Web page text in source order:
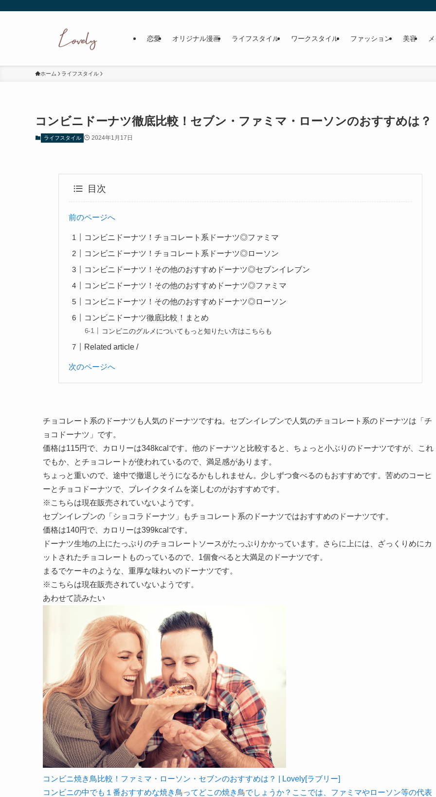
恋愛 オリジナル漫画 ライフスタイル ワークスタイル ファッション 美容
ホーム ライフスタイル
コンビニドーナツ徹底比較！セブン・ファミマ・ローソンのおすすめは？
ライフスタイル 2024年1月17日
目次
前のページへ
コンビニドーナツ！チョコレート系ドーナツ◎ファミマ
コンビニドーナツ！チョコレート系ドーナツ◎ローソン
コンビニドーナツ！その他のおすすめドーナツ◎セブンイレブン
コンビニドーナツ！その他のおすすめドーナツ◎ファミマ
コンビニドーナツ！その他のおすすめドーナツ◎ローソン
コンビニドーナツ徹底比較！まとめ
コンビニのグルメについてもっと知りたい方はこちらも
Related article /
次のページへ
チョコレート系のドーナツも人気のドーナツですね。セブンイレブンで人気のチョコレート系のドーナツは「チ
ョコドーナツ」です。
価格は115円で、カロリーは348kcalです。他のドーナツと比較すると、ちょっと小ぶりのドーナツですが、これ
でもか、とチョコレートが使われているので、満足感があります。
ちょっと重いので、途中で撤退しそうになるかもしれません。少しずつ食べるのもおすすめです。苦めのコーヒ
ーとチョコドーナツで、ブレイクタイムを楽しむのがおすすめです。
※こちらは現在販売されていないようです。
セブンイレブンの「ショコラドーナツ」もチョコレート系のドーナツではおすすめのドーナツです。
価格は140円で、カロリーは399kcalです。
ドーナツ生地の上にたっぷりのチョコレートソースがたっぷりかかっています。さらに上には、ざっくりめにカ
ットされたチョコレートものっているので、1個食べると大満足のドーナツです。
まるでケーキのような、重厚な味わいのドーナツです。
※こちらは現在販売されていないようです。
あわせて読みたい
コンビニ焼き鳥比較！ファミマ・ローソン・セブンのおすすめは？ | Lovely[ラブリー]
コンビニの中でも１番おすすめな焼き鳥ってどこの焼き鳥でしょうか？ここでは、ファミマやローソン等の代表